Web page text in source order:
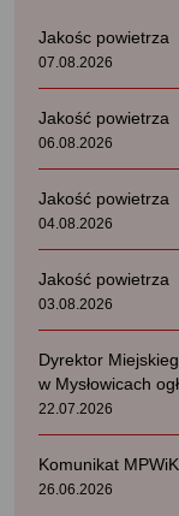
Jakośc powietrza
07.08.2026
Jakość powietrza
06.08.2026
Jakość powietrza
04.08.2026
Jakość powietrza
03.08.2026
Dyrektor
w Mysłowicach
na najem lokali
22.07.2026
Komunikat MPWiK
26.06.2026